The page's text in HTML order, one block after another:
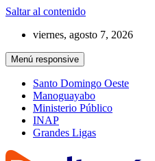
Saltar al contenido
viernes, agosto 7, 2026
Menú responsive
Santo Domingo Oeste
Manoguayabo
Ministerio Público
INAP
Grandes Ligas